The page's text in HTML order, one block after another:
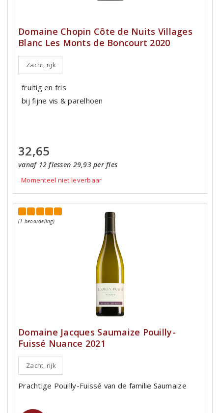
Domaine Chopin Côte de Nuits Villages
Blanc Les Monts de Boncourt 2020
Zacht, rijk
fruitig en fris
bij fijne vis & parelhoen
32,65
vanaf 12 flessen 29,93 per fles
Momenteel niet leverbaar
(1 beoordeling)
Domaine Jacques Saumaize Pouilly-
Fuissé Nuance 2021
Zacht, rijk
Prachtige Pouilly-Fuissé van de familie Saumaize